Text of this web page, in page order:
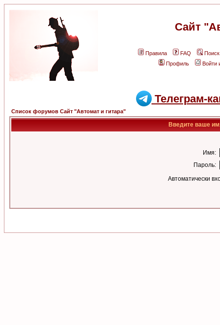
Сайт
Правила FAQ
Поиск
Профиль
Войти
Телеграм-
Список форумов Сайт "Автомат и гитара"
Введите ваше
Имя:
Пароль:
Автоматически